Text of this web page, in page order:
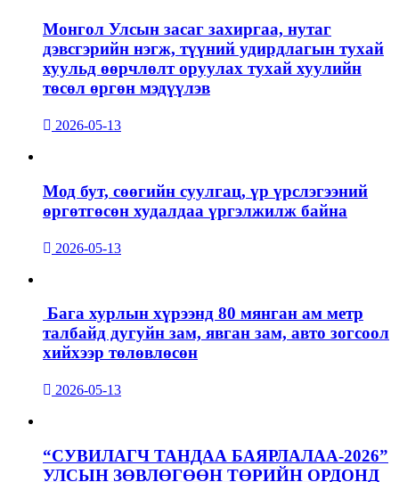
Монгол Улсын засаг захиргаа, нутаг
дэвсгэрийн нэгж, түүний удирдлагын тухай
хуульд өөрчлөлт оруулах тухай хуулийн
төсөл өргөн мэдүүлэв
2026-05-13
Мод бут, сөөгийн суулгац, үр үрслэгээний
өргөтгөсөн худалдаа үргэлжилж байна
2026-05-13
Бага хурлын хүрээнд 80 мянган ам метр
талбайд дугуйн зам, явган зам, авто зогсоол
хийхээр төлөвлөсөн
2026-05-13
“СУВИЛАГЧ ТАНДАА БАЯРЛАЛАА-2026”
УЛСЫН ЗӨВЛӨГӨӨН ТӨРИЙН ОРДОНД